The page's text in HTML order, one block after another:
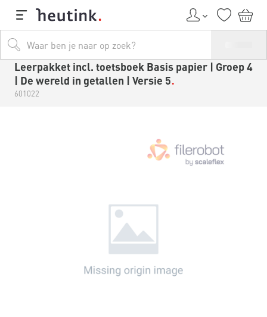
Leerpakket incl. toetsboek Basis papier | Groep 4
| De wereld in getallen | Versie 5
601022